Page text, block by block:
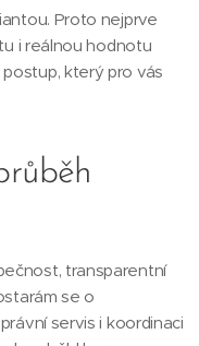
Proto nejprve
i reálnou hodnotu
který pro vás
transparentní
se o
servis i koordinaci